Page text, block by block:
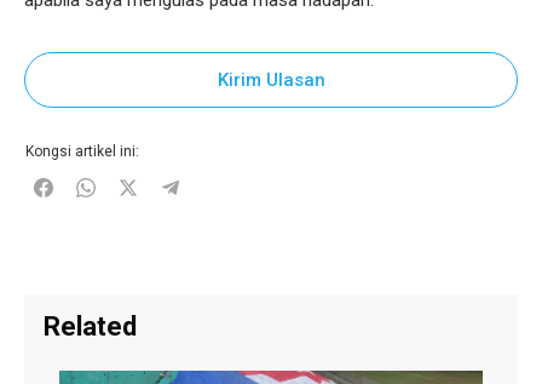
Kirim Ulasan
Kongsi artikel ini:
Related